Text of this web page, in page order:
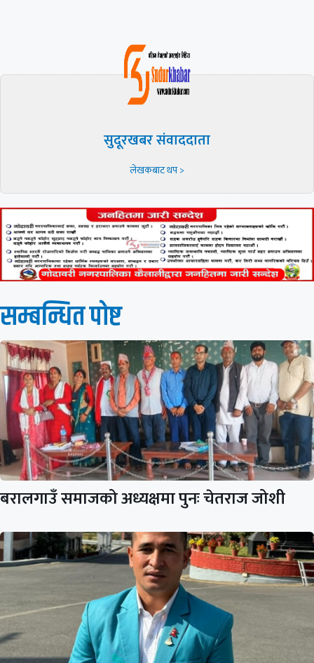
सुदूरखबर संवाददाता
लेखकबाट थप >
सम्बन्धित पाेष्ट
बरालगाउँ समाजको अध्यक्षमा पुनः चेतराज जोशी